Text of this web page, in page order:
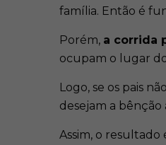
família. Então é
Porém, a corrida
ocupam o lugar
Logo, se os pais
desejam a bênção
Assim, o resultado